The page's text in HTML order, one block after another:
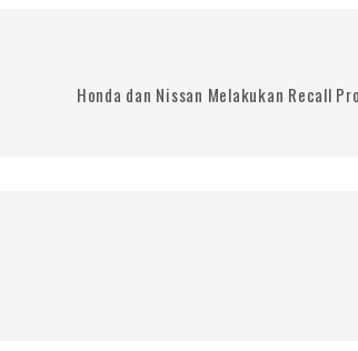
Honda dan Nissan Melakukan Recall